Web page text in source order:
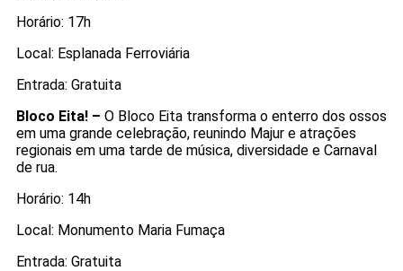
Horário: 17h
Local: Esplanada Ferroviária
Entrada: Gratuita
Bloco Eita! – O Bloco Eita transforma o enterro dos ossos
em uma grande celebração, reunindo Majur e atrações
regionais em uma tarde de música, diversidade e Carnaval
de rua.
Horário: 14h
Local: Monumento Maria Fumaça
Entrada: Gratuita